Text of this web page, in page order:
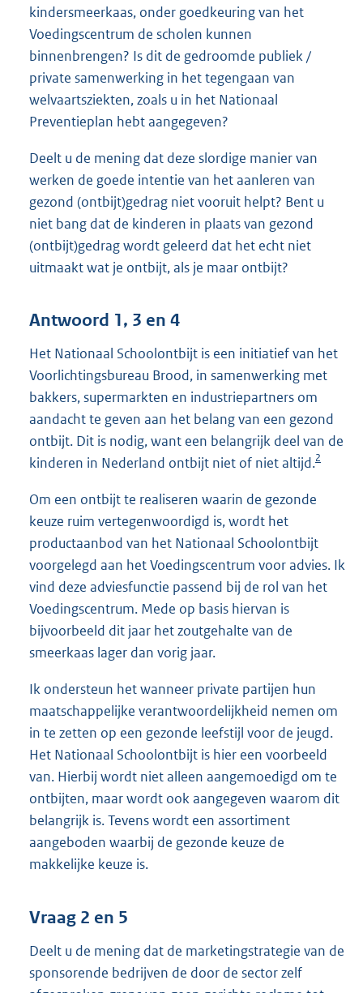
kindersmeerkaas, onder goedkeuring van het
Voedingscentrum de scholen kunnen
binnenbrengen? Is dit de gedroomde publiek /
private samenwerking in het tegengaan van
welvaartsziekten, zoals u in het Nationaal
Preventieplan hebt aangegeven?
Deelt u de mening dat deze slordige manier van
werken de goede intentie van het aanleren van
gezond (ontbijt)gedrag niet vooruit helpt? Bent u
niet bang dat de kinderen in plaats van gezond
(ontbijt)gedrag wordt geleerd dat het echt niet
uitmaakt wat je ontbijt, als je maar ontbijt?
Antwoord 1, 3 en 4
Het Nationaal Schoolontbijt is een initiatief van het
Voorlichtingsbureau Brood, in samenwerking met
bakkers, supermarkten en industriepartners om
aandacht te geven aan het belang van een gezond
ontbijt. Dit is nodig, want een belangrijk deel van de
kinderen in Nederland ontbijt niet of niet altijd.2
Om een ontbijt te realiseren waarin de gezonde
keuze ruim vertegenwoordigd is, wordt het
productaanbod van het Nationaal Schoolontbijt
voorgelegd aan het Voedingscentrum voor advies. Ik
vind deze adviesfunctie passend bij de rol van het
Voedingscentrum. Mede op basis hiervan is
bijvoorbeeld dit jaar het zoutgehalte van de
smeerkaas lager dan vorig jaar.
Ik ondersteun het wanneer private partijen hun
maatschappelijke verantwoordelijkheid nemen om
in te zetten op een gezonde leefstijl voor de jeugd.
Het Nationaal Schoolontbijt is hier een voorbeeld
van. Hierbij wordt niet alleen aangemoedigd om te
ontbijten, maar wordt ook aangegeven waarom dit
belangrijk is. Tevens wordt een assortiment
aangeboden waarbij de gezonde keuze de
makkelijke keuze is.
Vraag 2 en 5
Deelt u de mening dat de marketingstrategie van de
sponsorende bedrijven de door de sector zelf